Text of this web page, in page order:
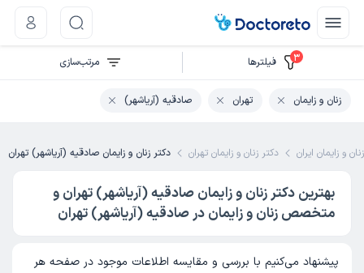
و زایمان ایران دکتر زنان و زایمان تهران دکتر زنان و زایمان صادقیه (آریاشهر) تهران
بهترین دکتر زنان و زایمان صادقیه (آریاشهر) تهران و
متخصص زنان و زایمان در صادقیه (آریاشهر) تهران
پیشنهاد می‌کنیم با بررسی و مقایسه اطلاعات موجود در صفحه هر
3 فیلتر‌ها مرتب‌سازی
زنان و زایمان تهران صادقیه (آریاشهر)